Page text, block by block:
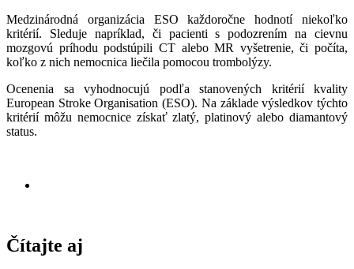
Medzinárodná organizácia ESO každoročne hodnotí niekoľko
kritérií. Sleduje napríklad, či pacienti s podozrením na cievnu
mozgovú príhodu podstúpili CT alebo MR vyšetrenie, či počíta,
koľko z nich nemocnica liečila pomocou trombolýzy.
Ocenenia sa vyhodnocujú podľa stanovených kritérií kvality
European Stroke Organisation (ESO). Na základe výsledkov týchto
kritérií môžu nemocnice získať zlatý, platinový alebo diamantový
status.
Čítajte aj